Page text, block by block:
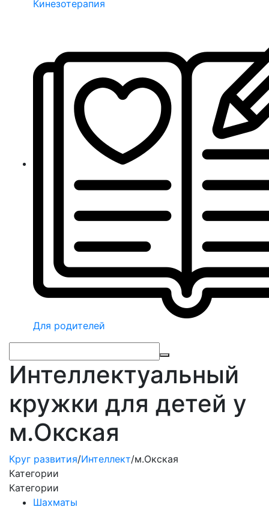
Кинезотерапия
Для родителей
Интеллектуальный
кружки для детей у
м.Окская
Круг развития/Интеллект/м.Окская
Категории
Категории
Шахматы